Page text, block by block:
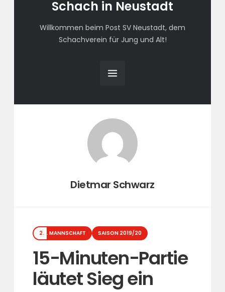
Schach in Neustadt
Willkommen beim Post SV Neustadt, dem
Schachverein für Jung und Alt!
Autor:
Dietmar Schwarz
Kategorien
2. MANNSCHAFT SAISON 2019/20
15-Minuten-Partie
läutet Sieg ein